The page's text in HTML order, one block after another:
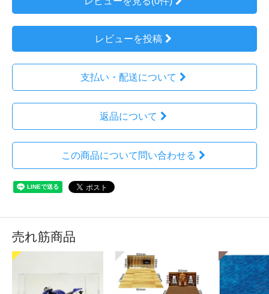
レビューを投稿
支払い・配送について
返品について
この商品について問い合わせる
売れ筋商品